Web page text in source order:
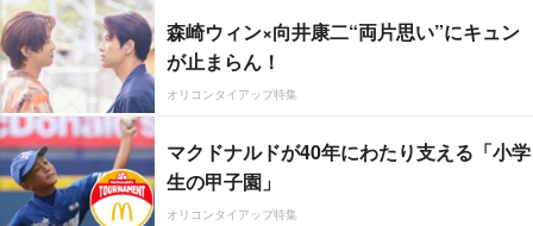
森崎ウィン×向井康二“両片思い”にキュン
が止まらん！
オリコンタイアップ特集
マクドナルドが40年にわたり支える「小学
生の甲子園」
オリコンタイアップ特集